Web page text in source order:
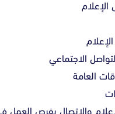
الاجتماعي
العامة
والاتصال بفرص العمل